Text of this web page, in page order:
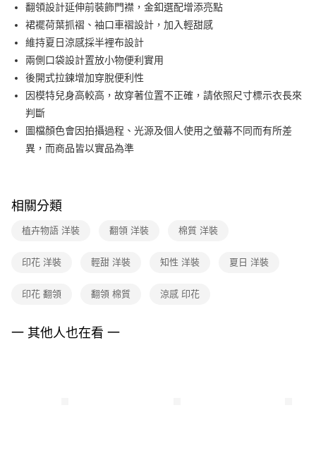
國泰世華商業銀行
兆豐國際商業銀行
臺灣中小企業銀行
台中商業銀行
匯豐（台灣）商業銀行
聯邦商業銀行
元大商業銀行
玉山商業銀行
台新國際商業銀行
中國信託商業銀行
台灣樂天信用卡公司
Apple Pay
街口支付
【關於「AFTEE先享後付」】
AFTEE先享後付是「在收到商品之後才付款」的支付方式。 讓您購物簡單
便利好安心！
１．簡單：不需註冊會員、不需綁卡、不需儲值。
２．便利：只要手機號碼，簡訊認證，即可結帳。
１．於結帳方式選擇「AFTEE先享後付」後，將跳轉至「AFTEE先享後付」
２．訂單成立數日內，您將收到繳費通知簡訊。
ATM／網路銀行／等多元方式進行付款，方視為交易完成。
※ 請注意：結帳手續完成當下不需立刻繳費，但若您需要取消訂單，請聯絡
後付繳納相關費用。
客戶支援中心」https://netprotections.freshdesk.com/support/home
ATM付款
運送方式
每筆NT$90，滿NT$3,600(含以上)免運費
7-11取貨付款
每筆NT$90，滿NT$3,600(含以上)免運費
翻領設計延伸前裝飾門襟，金釦選配增添亮點
裙襬荷葉抓褶、袖口車褶設計，加入輕甜感
維持夏日涼感採半裡布設計
兩側口袋設計置放小物便利實用
後開式拉鍊增加穿脫便利性
因模特兒身高較高，故穿著位置不正確，請依照尺寸標示衣長來
判斷
圖檔顏色會因拍攝過程、光源及個人使用之螢幕不同而有所差
異，而商品皆以實品為準
相關分類
植卉物語 洋裝 翻領 洋裝 棉質 洋裝
印花 洋裝 輕甜 洋裝 知性 洋裝 夏日 洋裝
印花 翻領 翻領 棉質 涼感 印花
一 其他人也在看 一